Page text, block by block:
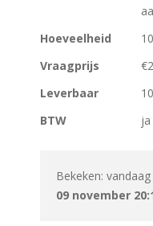
Hoeveelheid
Vraagprijs
Leverbaar
BTW
ja
Bekeken: vandaag
09 november